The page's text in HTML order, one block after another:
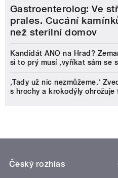
Gastroenterolog: Ve
prales. Cucání
než sterilní domov
Kandidát ANO na Hrad?
si to prý musí ‚vyříkat sám se
‚Tady už nic nezmůžeme.‘
s hrochy a krokodýly ohrožuje
Český rozhlas